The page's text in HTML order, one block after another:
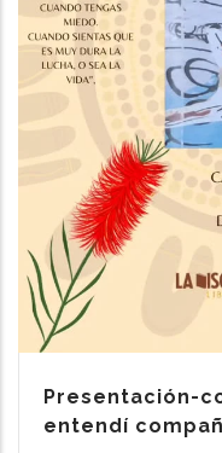
Presentación-
entendí